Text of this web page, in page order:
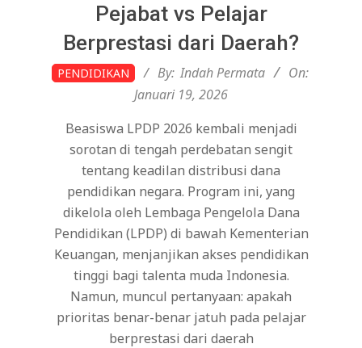
Pejabat vs Pelajar
Berprestasi dari Daerah?
2026-
01-
PENDIDIKAN By: Indah Permata
On:
Januari 19, 2026
Beasiswa LPDP 2026 kembali menjadi
sorotan di tengah perdebatan sengit
tentang keadilan distribusi dana
pendidikan negara. Program ini, yang
dikelola oleh Lembaga Pengelola Dana
Pendidikan (LPDP) di bawah Kementerian
Keuangan, menjanjikan akses pendidikan
tinggi bagi talenta muda Indonesia.
Namun, muncul pertanyaan: apakah
prioritas benar-benar jatuh pada pelajar
berprestasi dari daerah